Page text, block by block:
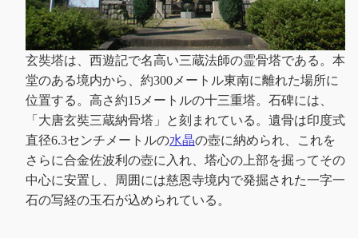
玄奘塔は、西遊記で名高い三蔵法師の霊骨塔である。本
堂のある境内から、約300メートル東南に離れた場所に
位置する。高さ約15メートルの十三重塔。石碑には、
「大唐玄奘三蔵納骨塔」と刻まれている。遺骨は印度式
直径6.3センチメートルの水晶の壺に納められ、これを
さらに合金佐波利の壺に入れ、塔心の上部を掘ってその
中心に安置し、周囲には慈恩寺境内で発掘された一字一
石の写経の玉石が込められている。